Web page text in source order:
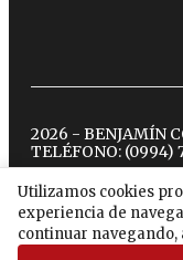
Utilizamos cookies
experiencia de
continuar navegando,
2026 - BENJAMÍN
TELÉFONO: (0994)
twitter